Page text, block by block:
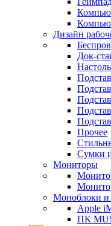
Дизайн
Док-
Прочее
Сумки
Мониторы
Моноблоки и
Apple
ПК